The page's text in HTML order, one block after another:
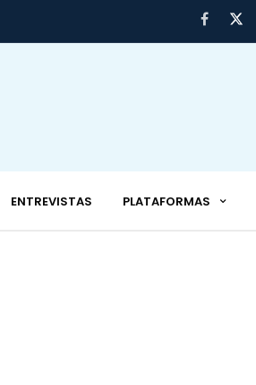
ENTREVISTAS PLATAFORMAS